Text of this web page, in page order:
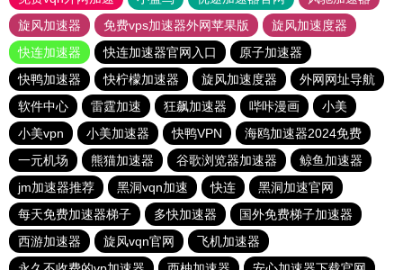
旋风加速器
免费vps加速器外网苹果版
旋风加速度器
快连加速器
快连加速器官网入口
原子加速器
快鸭加速器
快柠檬加速器 旋风加速度器
外网网址导航
软件中心
雷霆加速 狂飙加速器 哔咔漫画
小美
小美vpn
小美加速器 快鸭VPN
海鸥加速器2024免费
一元机场
熊猫加速器 谷歌浏览器加速器
鲸鱼加速器
jm加速器推荐
黑洞vqn加速 快连
黑洞加速官网
每天免费加速器梯子
多快加速器
国外免费梯子加速器
西游加速器
旋风vqn官网
飞机加速器